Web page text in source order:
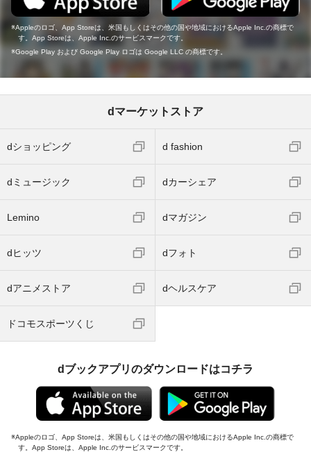
Appleのロゴ、App Storeは、米国もしくはその他の国や地域におけるApple Inc.の商標で
す。App Storeは、Apple Inc.のサービスマークです。
Google Play および Google Play ロゴは Google LLC の商標です。
dマーケットストア
dショッピング d fashion
dミュージック dカーシェア
Lemino dマガジン
dヒッツ dフォト
dアニメストア dヘルスケア
ドコモスポーツくじ
dブックアプリのダウンロードはコチラ
Appleのロゴ、App Storeは、米国もしくはその他の国や地域におけるApple Inc.の商標で
す。App Storeは、Apple Inc.のサービスマークです。